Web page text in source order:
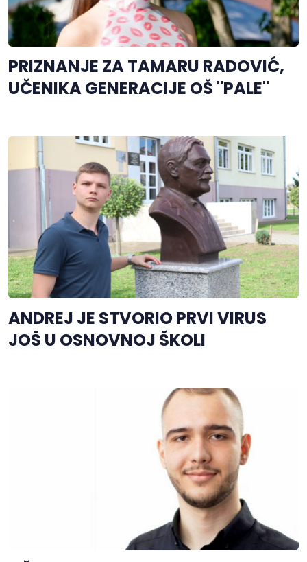
PRIZNANJE ZA TAMARU RADOVIĆ,
UČENIKA GENERACIJE OŠ "PALE"
ANDREJ JE STVORIO PRVI VIRUS
JOŠ U OSNOVNOJ ŠKOLI